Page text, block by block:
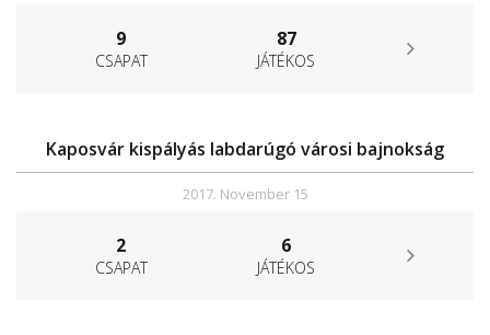
9
CSAPAT
87
JÁTÉKOS
Kaposvár kispályás labdarúgó városi bajnokság
2017. November 15
2
CSAPAT
6
JÁTÉKOS